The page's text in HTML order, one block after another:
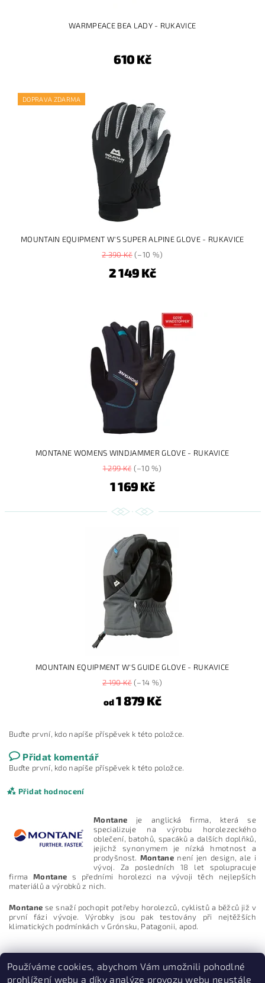
WARMPEACE BEA LADY - RUKAVICE
610 Kč
DOPRAVA ZDARMA
MOUNTAIN EQUIPMENT W'S SUPER ALPINE GLOVE - RUKAVICE
2 390 Kč(–10 %)
2 149 Kč
MONTANE WOMENS WINDJAMMER GLOVE - RUKAVICE
1 299 Kč(–10 %)
1 169 Kč
MOUNTAIN EQUIPMENT W'S GUIDE GLOVE - RUKAVICE
2 190 Kč(–14 %)
od1 879 Kč
Buďte první, kdo napíše příspěvek k této položce.
Přidat komentář
Buďte první, kdo napíše příspěvek k této položce.
Přidat hodnocení
Vložením hodnocení souhlasíte s
podmínkami ochrany
Montane je anglická firma, která se
specializuje na výrobu horolezeckého
oblečení, batohů, spacáků a dalších doplňků,
jejichž synonymem je nízká hmotnost a
prodyšnost. Montane není jen design, ale i
vývoj. Za posledních 18 let spolupracuje
firmaMontane s předními horolezci na vývoji těch nejlepších
materiálů a výrobků z nich.
Montane se snaží pochopit potřeby horolezců, cyklistů a běžců již v
první fázi vývoje. Výrobky jsou pak testovány při nejtěžších
klimatických podmínkách v Grónsku, Patagonii, apod.
Používáme cookies, abychom Vám umožnili pohodlné
prohlížení webu a díky analýze provozu webu neustále